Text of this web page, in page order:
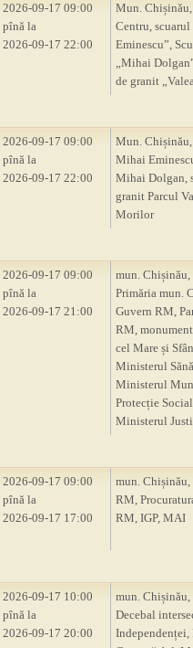
2026-09-17 09:00
pînă la
2026-09-17 22:00
Mun. Chișinău,
Centru,
Eminescu”,
„Mihai
de granit
2026-09-17 09:00
pînă la
2026-09-17 22:00
Mun.
Mihai
Mihai Dolgan,
granit Parcul
Morilor
2026-09-17 09:00
pînă la
2026-09-17 21:00
mun.
Primăria mun.
Guvern RM,
RM,
cel Mare și
Ministerul
Ministerul
Protecție
Ministerul
2026-09-17 09:00
pînă la
2026-09-17 17:00
mun. Chișinău,
RM,
RM, IGP, MAI
2026-09-17 10:00
pînă la
2026-09-17 20:00
mun. Chișinău,
Decebal
Independenței,